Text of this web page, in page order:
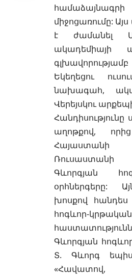
միջոցառումը:
է ժամանել
ակադեմիայի
Եկեղեցու
նախագահ,
Վերեյսկու
Հանդիսությունը
աղոթքով,
Հայաստանի
Գևորգյան
օրհներգերը:
խոսքով
հոգևոր-կրթական
Գևորգյան
Տ. Գևորգ
«Հավատով,